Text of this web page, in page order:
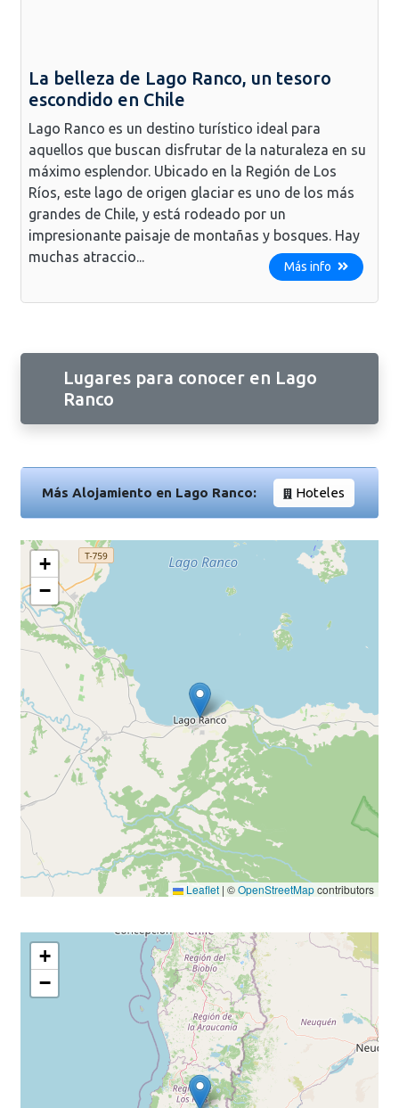
La belleza de Lago Ranco, un tesoro
escondido en Chile
Lago Ranco es un destino turístico ideal para
aquellos que buscan disfrutar de la naturaleza en su
máximo esplendor. Ubicado en la Región de Los
Ríos, este lago de origen glaciar es uno de los más
grandes de Chile, y está rodeado por un
impresionante paisaje de montañas y bosques. Hay
muchas atraccio...
Más info
Lugares para conocer en Lago
Ranco
Más Alojamiento en Lago Ranco: Hoteles
+
−
Leaflet | ©OpenStreetMapcontributors
+
−